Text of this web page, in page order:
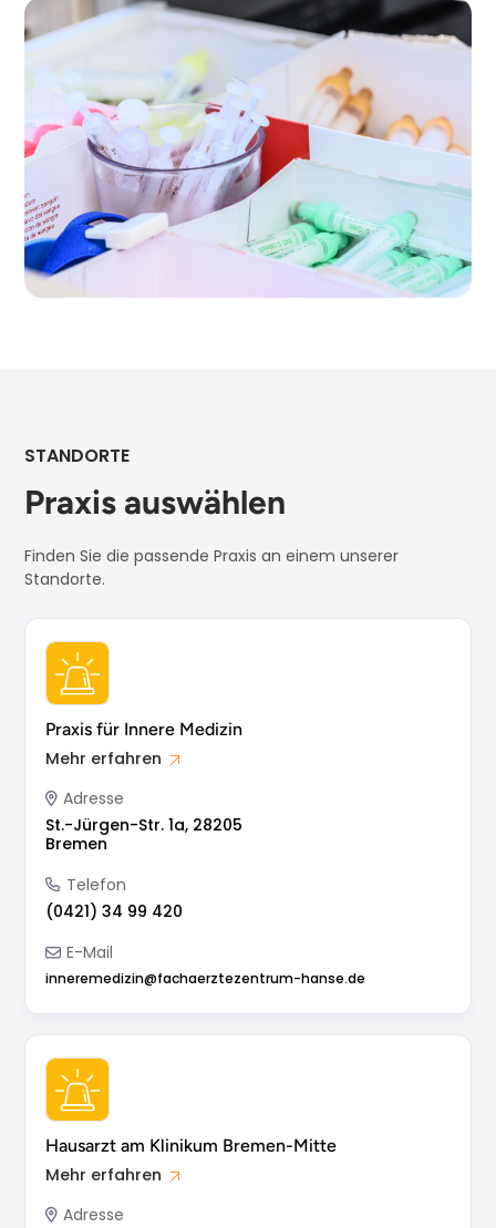
STANDORTE
Praxis auswählen
Finden Sie die passende Praxis an einem unserer
Standorte.
Praxis für Innere Medizin
Mehr erfahren
Adresse
St.-Jürgen-Str. 1a, 28205
Bremen
Telefon
(0421) 34 99 420
E-Mail
inneremedizin@fachaerztezentrum-hanse.de
Hausarzt am Klinikum Bremen-Mitte
Mehr erfahren
Adresse